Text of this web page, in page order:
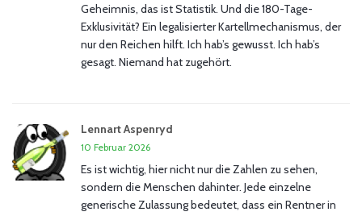
Geheimnis, das ist Statistik. Und die 180-Tage-
Exklusivität? Ein legalisierter Kartellmechanismus, der
nur den Reichen hilft. Ich hab’s gewusst. Ich hab’s
gesagt. Niemand hat zugehört.
Lennart Aspenryd
10 Februar 2026
Es ist wichtig, hier nicht nur die Zahlen zu sehen,
sondern die Menschen dahinter. Jede einzelne
generische Zulassung bedeutet, dass ein Rentner in